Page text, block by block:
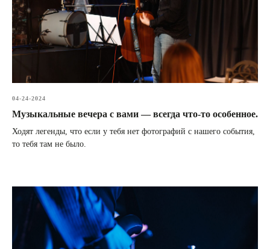
04-24-2024
Музыкальные вечера с вами — всегда что-то особенное.
Ходят легенды, что если у тебя нет фотографий с нашего события,
то тебя там не было.